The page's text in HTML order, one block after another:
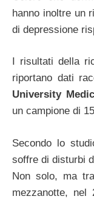
hanno inoltre un
di depressione
I risultati della
riportano dati
University
un campione di
Secondo lo
soffre di disturbi
Non solo, ma
mezzanotte, nel